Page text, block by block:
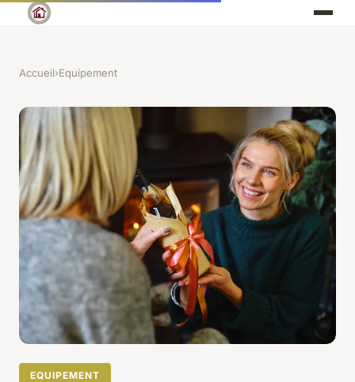
Accueil›Equipement
EQUIPEMENT